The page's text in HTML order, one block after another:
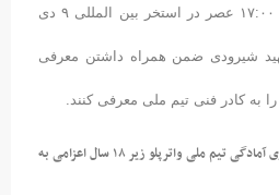
اردیبهشت ماه ۱۴۰۳) ساعت ۱۷:۰۰ عصر در استخر بین المللی ۹ دی
شیرودی ضمن همراه داشتن معرفی
به کادر فنی تیم ملی معرفی کنند.
اسامی بازیکنان دعوت شده به اردوی آمادگی تیم ملی واترپلو زیر ۱۸ سال اعزامی به